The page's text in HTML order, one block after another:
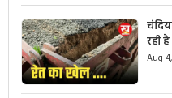
रही
Aug